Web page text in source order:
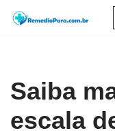
conteúdo
Saiba
escala